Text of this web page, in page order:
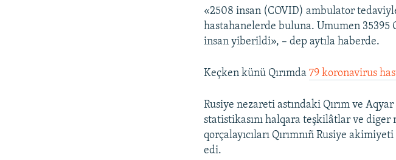
«2508 insan (COVID) ambulator
hastahanelerde buluna. Umumen 35395
insan yiberildi», – dep aytıla haberde.
Keçken künü Qırımda79 koronavirus
Rusiye nezareti astındaki Qırım ve
statistikasını halqara teşkilâtlar ve
qorçalayıcıları Qırımnıñ Rusiye
edi.